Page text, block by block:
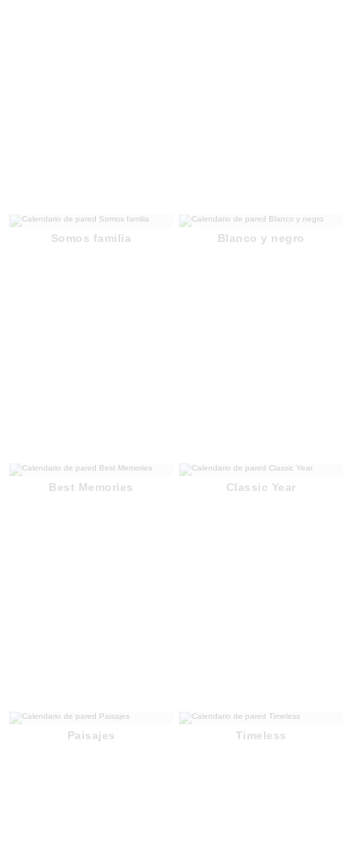
Somos familia Blanco y negro
Best Memories Classic Year
Paisajes Timeless